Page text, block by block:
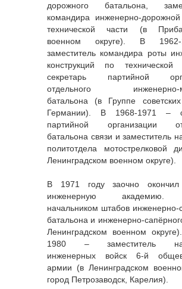
дорожного батальона,
командира инженерно-
технической части (в
военном округе). В
заместитель командира роты
конструкций по
секретарь партийной
отдельного инженерно-
батальона (в Группе
Германии). В 1968-1971 –
партийной организации
батальона связи и заместитель
политотдела мотострелковой
Ленинградском военном округе).
В 1971 году заочно
инженерную академию.
начальником штабов инженерно-
батальона и инженерно-
Ленинградском военном
1980 – заместитель
инженерных войск 6-й
армии (в Ленинградском
город Петрозаводск, Карелия).